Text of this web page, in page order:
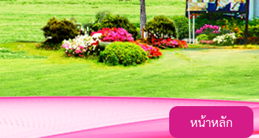
หน้าหลัก